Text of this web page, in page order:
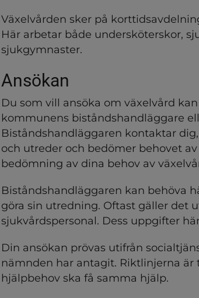
för Resor,
för Stöd till
för Särskilt
Växelvården sker på
Här arbetar både undersköterskor,
sjukgymnaster.
Ansökan
Du som vill ansöka om växelvård
kommunens biståndshandläggare
Biståndshandläggaren kontaktar
och utreder och bedömer behovet
bedömning av dina behov av
Biståndshandläggaren kan behöva
göra sin utredning. Oftast gäller det
sjukvårdspersonal. Dess uppgifter
Din ansökan prövas utifrån
nämnden har antagit. Riktlinjerna
hjälpbehov ska få samma hjälp.